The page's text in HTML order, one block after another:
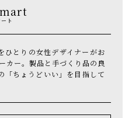
ト
ひとりの女性デザイナーがお
カー。製品と手づくり品の良
「ちょうどいい」を目指して